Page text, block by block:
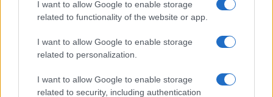
I want to allow Google to enable storage
related to functionality of the website or app.
I want to allow Google to enable storage
related to personalization.
I want to allow Google to enable storage
related to security, including authentication
caso Roggero: “L’errore è
stato non aver ammazzato il
terzo”
Stefan Schwoch sui social: "Tutta colpa delle
zecche comuniste e dei giudici che cantano bella